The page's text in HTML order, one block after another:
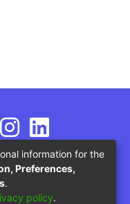
information for the
Preferences,
.
policy.